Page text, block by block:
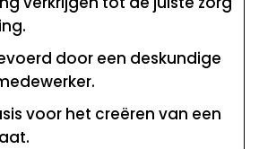
door een deskundige
voor het creëren van een